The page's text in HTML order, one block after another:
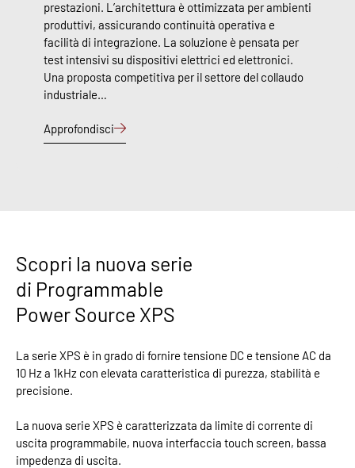
prestazioni. L’architettura è ottimizzata per ambienti
produttivi, assicurando continuità operativa e
facilità di integrazione. La soluzione è pensata per
test intensivi su dispositivi elettrici ed elettronici.
Una proposta competitiva per il settore del collaudo
industriale…
Approfondisci
Scopri la nuova serie
di Programmable
Power Source XPS
La serie XPS è in grado di fornire tensione DC e tensione AC da
10 Hz a 1kHz con elevata caratteristica di purezza, stabilità e
precisione.
La nuova serie XPS è caratterizzata da limite di corrente di
uscita programmabile, nuova interfaccia touch screen, bassa
impedenza di uscita.